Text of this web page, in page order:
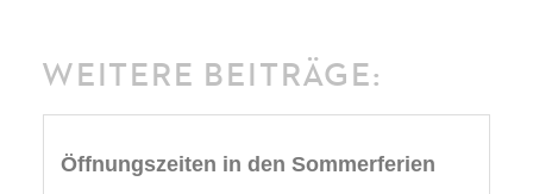
WEITERE BEITRÄGE:
Öffnungszeiten in den Sommerferien